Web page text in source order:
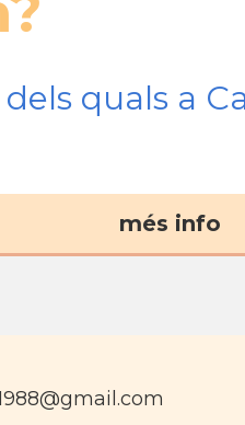
dels quals a
més info